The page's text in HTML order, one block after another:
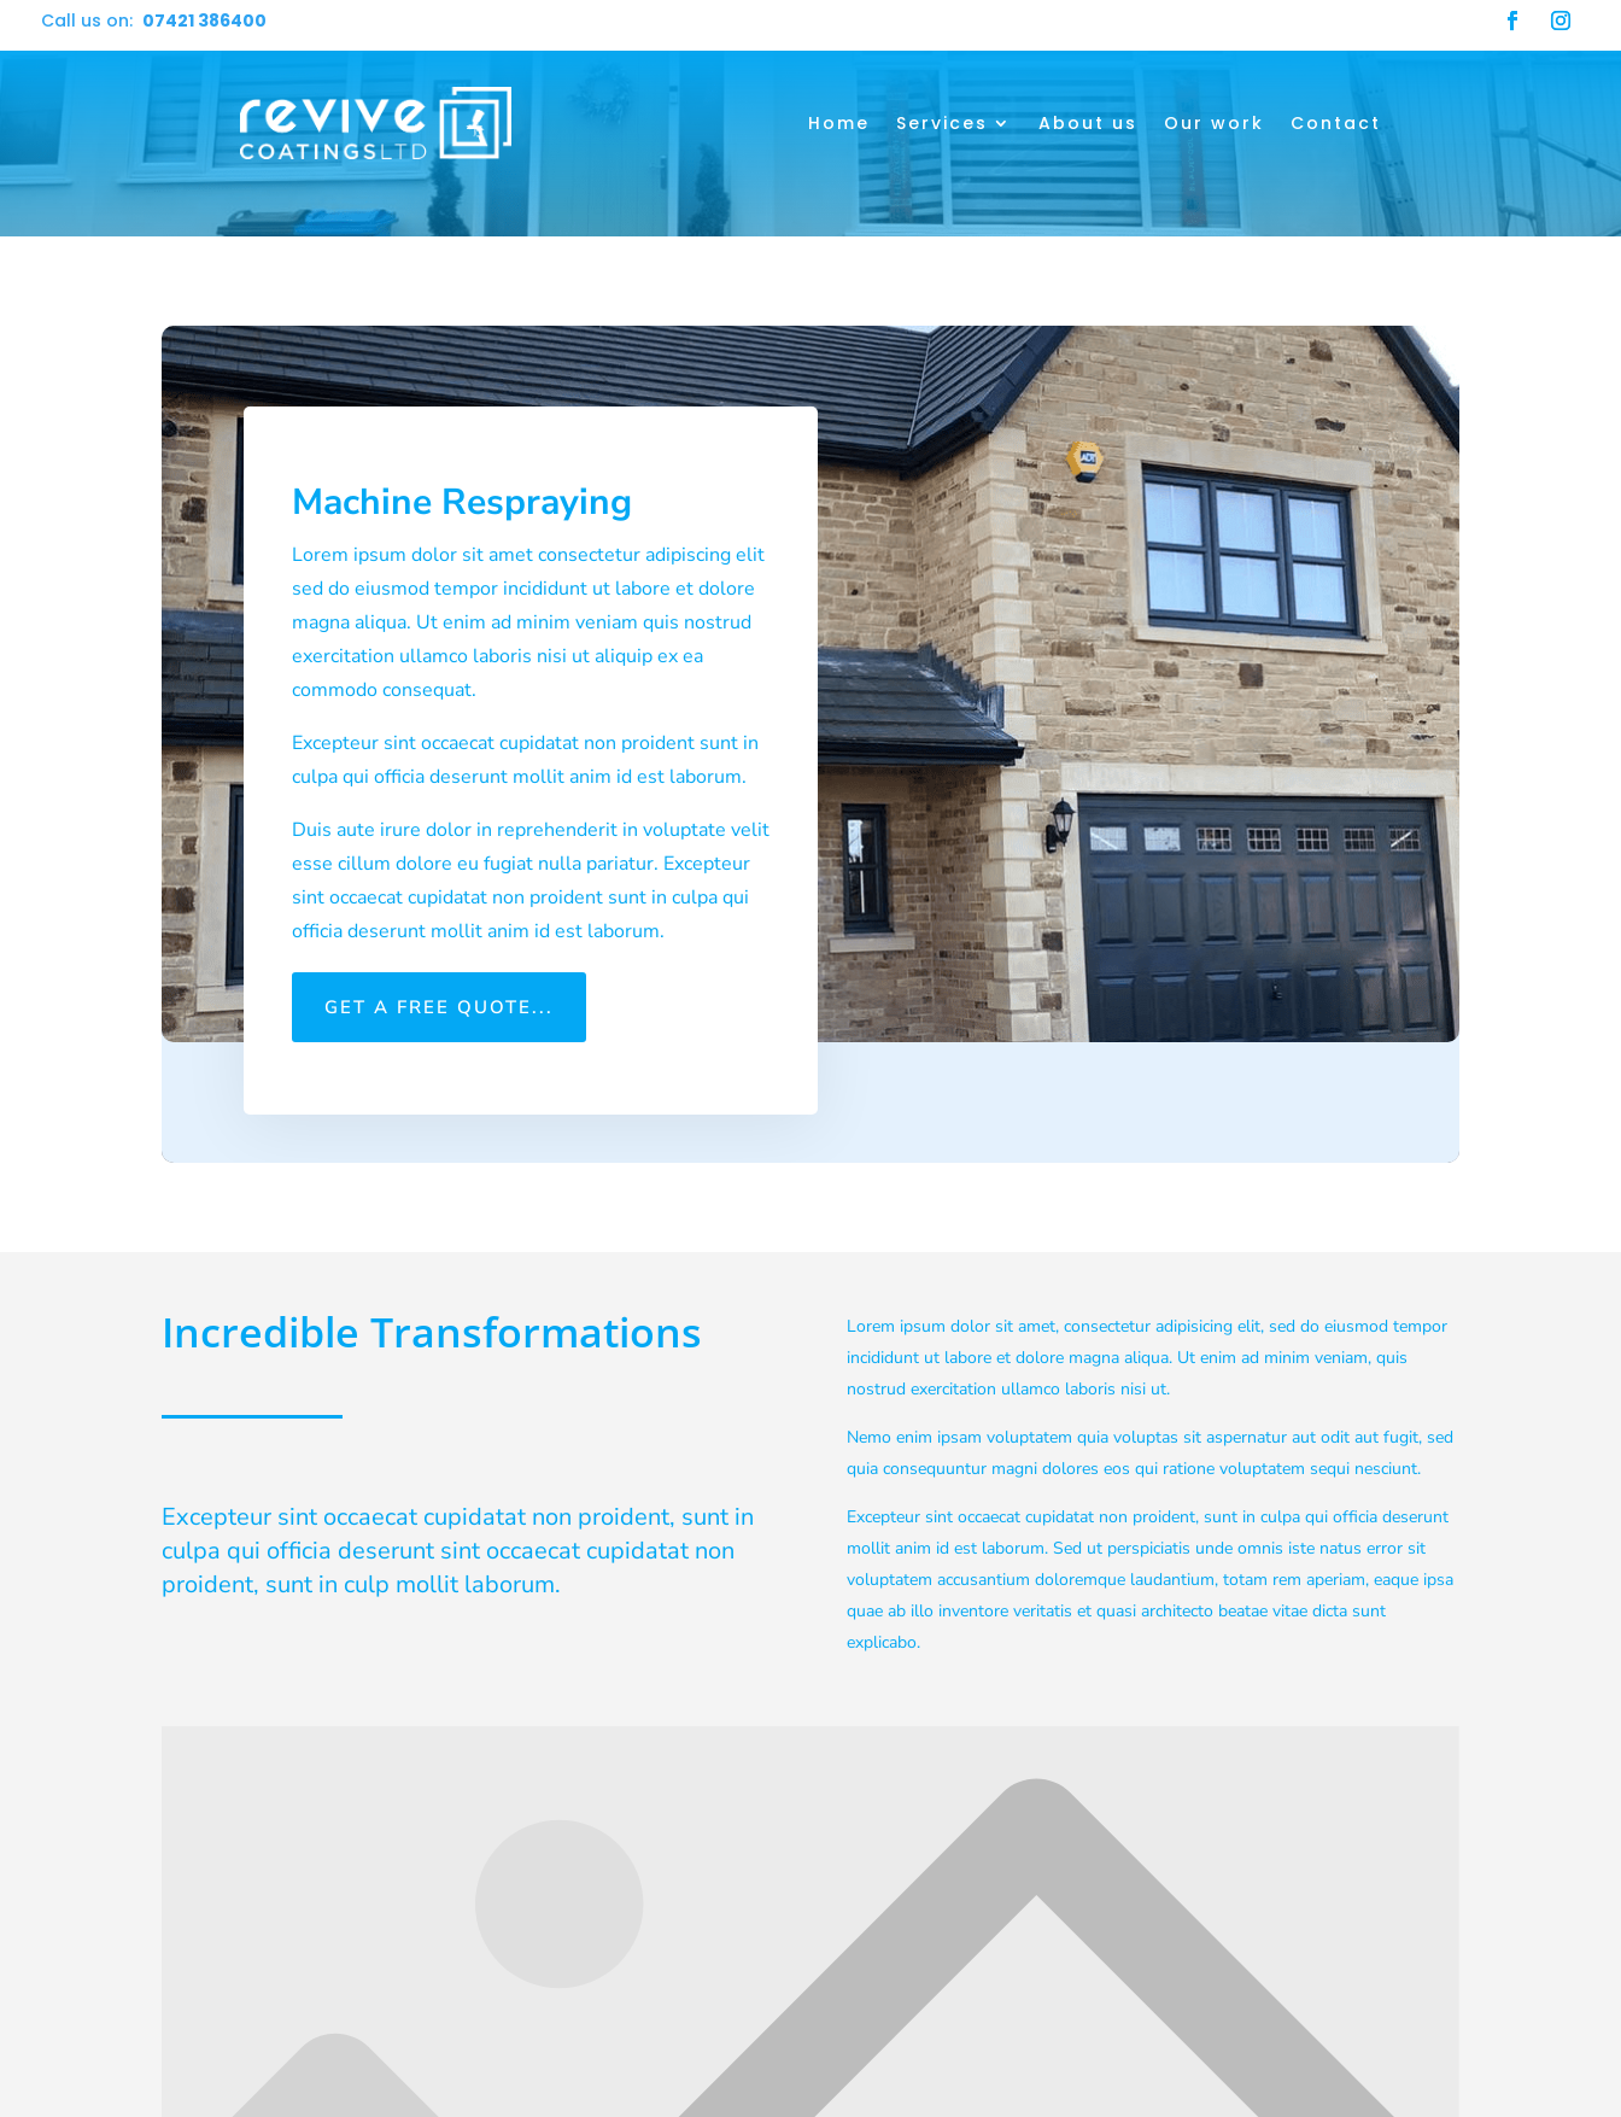
Call us on: 07421 386400
Home Services About us Our work Contact
Machine Respraying
Lorem ipsum dolor sit amet consectetur adipiscing elit
sed do eiusmod tempor incididunt ut labore et dolore
magna aliqua. Ut enim ad minim veniam quis nostrud
exercitation ullamco laboris nisi ut aliquip ex ea
commodo consequat.
Excepteur sint occaecat cupidatat non proident sunt in
culpa qui officia deserunt mollit anim id est laborum.
Duis aute irure dolor in reprehenderit in voluptate velit
esse cillum dolore eu fugiat nulla pariatur. Excepteur
sint occaecat cupidatat non proident sunt in culpa qui
officia deserunt mollit anim id est laborum.
GET A FREE QUOTE...
Incredible Transformations
Excepteur sint occaecat cupidatat non proident, sunt in
culpa qui officia deserunt sint occaecat cupidatat non
proident, sunt in culp mollit laborum.
Lorem ipsum dolor sit amet, consectetur adipisicing elit, sed do eiusmod tempor
incididunt ut labore et dolore magna aliqua. Ut enim ad minim veniam, quis
nostrud exercitation ullamco laboris nisi ut.
Nemo enim ipsam voluptatem quia voluptas sit aspernatur aut odit aut fugit, sed
quia consequuntur magni dolores eos qui ratione voluptatem sequi nesciunt.
Excepteur sint occaecat cupidatat non proident, sunt in culpa qui officia deserunt
mollit anim id est laborum. Sed ut perspiciatis unde omnis iste natus error sit
voluptatem accusantium doloremque laudantium, totam rem aperiam, eaque ipsa
quae ab illo inventore veritatis et quasi architecto beatae vitae dicta sunt
explicabo.